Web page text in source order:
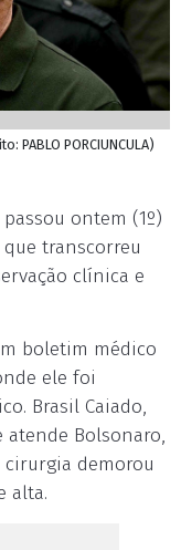
PORCIUNCULA)
ontem (1º)
transcorreu
clínica e
boletim médico
ele foi
Brasil Caiado,
atende Bolsonaro,
demorou
alta.